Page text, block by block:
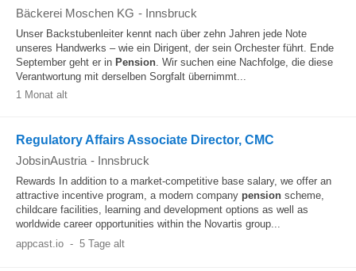
Bäckerei Moschen KG - Innsbruck
Unser Backstubenleiter kennt nach über zehn Jahren jede Note
unseres Handwerks – wie ein Dirigent, der sein Orchester führt. Ende
September geht er in Pension. Wir suchen eine Nachfolge, die diese
Verantwortung mit derselben Sorgfalt übernimmt...
1 Monat alt
Regulatory Affairs Associate Director, CMC
JobsinAustria - Innsbruck
Rewards In addition to a market‑competitive base salary, we offer an
attractive incentive program, a modern company pension scheme,
childcare facilities, learning and development options as well as
worldwide career opportunities within the Novartis group...
appcast.io - 5 Tage alt